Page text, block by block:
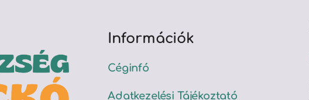
Információk
Céginfó
Adatkezelési Tájékoztató